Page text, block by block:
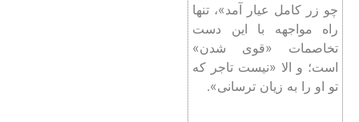
چو زر کامل عیار آمد»، تنها
راه مواجهه با این دست
تخاصمات «قوی شدن»
است؛ و الا «نیست تاجر که
تو او را به زیان ترسانی».